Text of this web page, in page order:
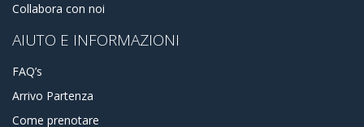
Collabora con noi
AIUTO E INFORMAZIONI
FAQ’s
Arrivo Partenza
Come prenotare